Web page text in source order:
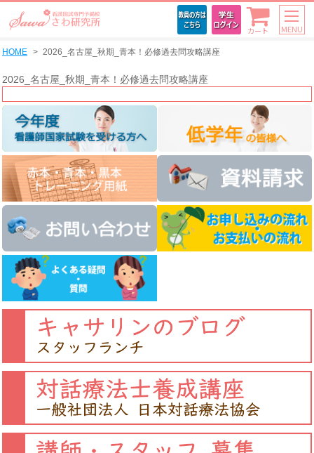
カート MENU
HOME 2026_名古屋_秋期_青本！必修過去問攻略講座
2026_名古屋_秋期_青本！必修過去問攻略講座